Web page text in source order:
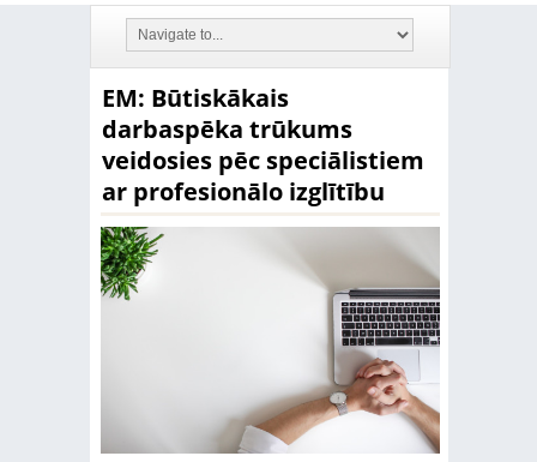
EM: Būtiskākais
darbaspēka trūkums
veidosies pēc speciālistiem
ar profesionālo izglītību